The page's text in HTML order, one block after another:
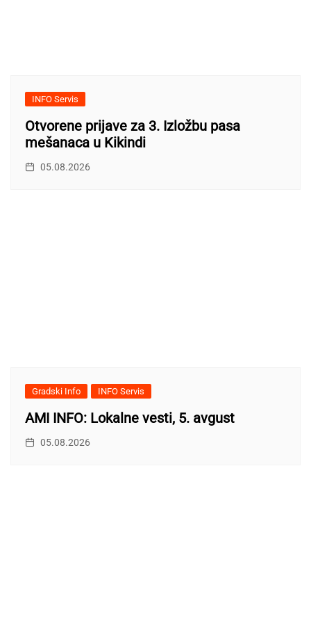
INFO Servis
Otvorene prijave za 3. Izložbu pasa
mešanaca u Kikindi
05.08.2026
Gradski Info INFO Servis
AMI INFO: Lokalne vesti, 5. avgust
05.08.2026